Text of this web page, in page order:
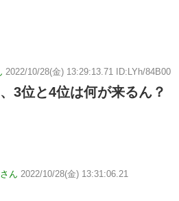
2022/10/28(金) 13:29:13.71 ID:LYh/84B00
3位と4位は何が来るん？
ん 2022/10/28(金) 13:31:06.21